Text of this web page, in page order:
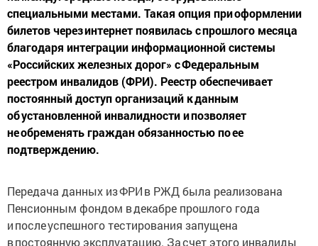
специальными местами. Такая опция при оформлении
билетов через интернет появилась с прошлого месяца
благодаря интеграции информационной системы
«Российских железных дорог» с Федеральным
реестром инвалидов (ФРИ). Реестр обеспечивает
постоянный доступ организаций к данным
об установленной инвалидности и позволяет
не обременять граждан обязанностью по ее
подтверждению.
Передача данных из ФРИ в РЖД была реализована
Пенсионным фондом в декабре прошлого года
и после успешного тестирования запущена
в постоянную эксплуатацию. За счет этого инвалиды